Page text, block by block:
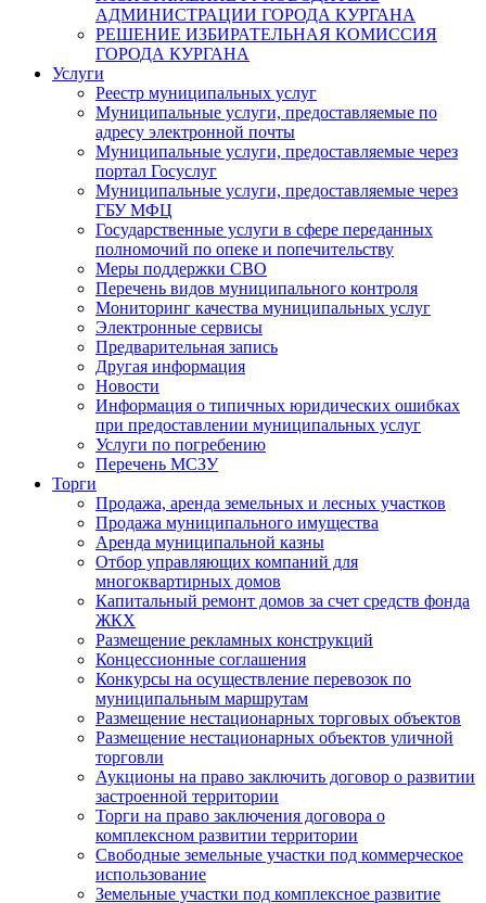
АДМИНИСТРАЦИИ ГОРОДА КУРГАНА
РЕШЕНИЕ ИЗБИРАТЕЛЬНАЯ КОМИССИЯ
ГОРОДА КУРГАНА
Услуги
Реестр муниципальных услуг
Муниципальные услуги, предоставляемые по
адресу электронной почты
Муниципальные услуги, предоставляемые через
портал Госуслуг
Муниципальные услуги, предоставляемые через
ГБУ МФЦ
Государственные услуги в сфере переданных
полномочий по опеке и попечительству
Меры поддержки СВО
Перечень видов муниципального контроля
Мониторинг качества муниципальных услуг
Электронные сервисы
Предварительная запись
Другая информация
Новости
Информация о типичных юридических ошибках
при предоставлении муниципальных услуг
Услуги по погребению
Перечень МСЗУ
Торги
Продажа, аренда земельных и лесных участков
Продажа муниципального имущества
Аренда муниципальной казны
Отбор управляющих компаний для
многоквартирных домов
Капитальный ремонт домов за счет средств фонда
ЖКХ
Размещение рекламных конструкций
Концессионные соглашения
Конкурсы на осуществление перевозок по
муниципальным маршрутам
Размещение нестационарных торговых объектов
Размещение нестационарных объектов уличной
торговли
Аукционы на право заключить договор о развитии
застроенной территории
Торги на право заключения договора о
комплексном развитии территории
Свободные земельные участки под коммерческое
использование
Земельные участки под комплексное развитие